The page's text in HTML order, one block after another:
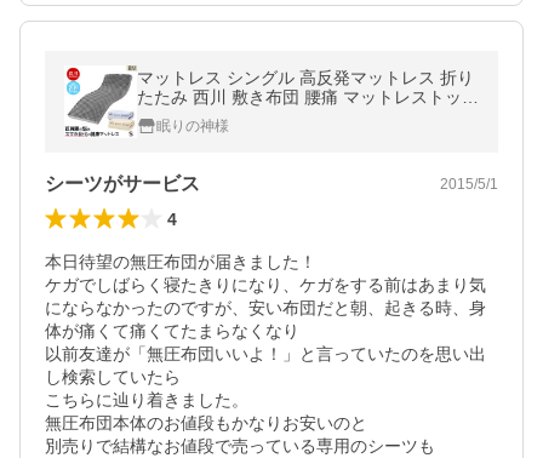
マットレス シングル 高反発マットレス 折り
たたみ 西川 敷き布団 腰痛 マットレストッパ
ー ごろ寝マット 敷布団 硬め ウェーブ
眠りの神様
シーツがサービス 2015/5/1
4
本日待望の無圧布団が届きました！
ケガでしばらく寝たきりになり、ケガをする前はあまり気
にならなかったのですが、安い布団だと朝、起きる時、身
体が痛くて痛くてたまらなくなり
以前友達が「無圧布団いいよ！」と言っていたのを思い出
し検索していたら
こちらに辿り着きました。
無圧布団本体のお値段もかなりお安いのと
別売りで結構なお値段で売っている専用のシーツも